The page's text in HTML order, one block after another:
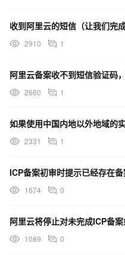
2910 1
2660 1
2331 1
1674 0
1089 0